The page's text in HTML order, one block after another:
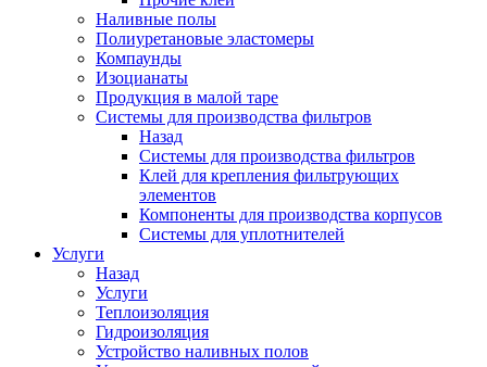
Наливные полы
Полиуретановые эластомеры
Компаунды
Изоцианаты
Продукция в малой таре
Системы для производства фильтров
Назад
Системы для производства фильтров
Клей для крепления фильтрующих
элементов
Компоненты для производства корпусов
Системы для уплотнителей
Услуги
Назад
Услуги
Теплоизоляция
Гидроизоляция
Устройство наливных полов